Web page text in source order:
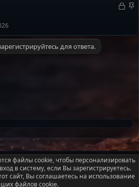
ы е
е
З
р
З
р
для ответа.
конфиденциальности
Помощь
файлы cookie, чтобы персонализировать
в систему, если Вы зарегистрируетесь.
сайт, Вы соглашаетесь на использование
файлов cookie.